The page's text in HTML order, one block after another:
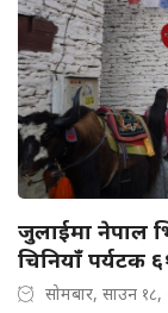
जुलाईमा नेपाल
चिनियाँ पर्यटक
सोमबार, साउन १८,